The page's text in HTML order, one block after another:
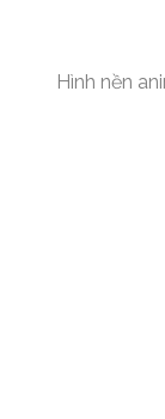
Hình nền